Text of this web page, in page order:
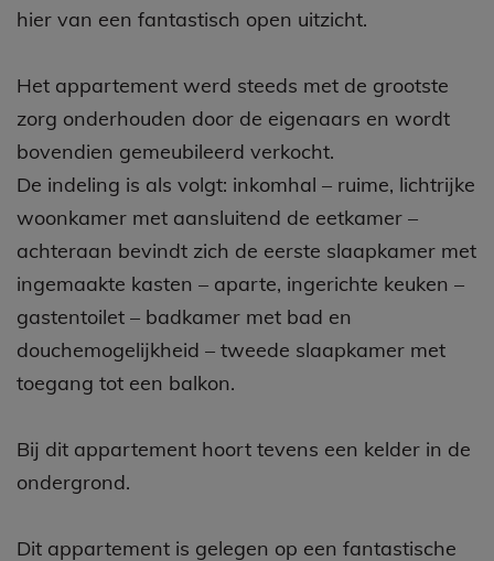
hier van een fantastisch open uitzicht.
Het appartement werd steeds met de grootste
zorg onderhouden door de eigenaars en wordt
bovendien gemeubileerd verkocht.
De indeling is als volgt: inkomhal – ruime, lichtrijke
woonkamer met aansluitend de eetkamer –
achteraan bevindt zich de eerste slaapkamer met
ingemaakte kasten – aparte, ingerichte keuken –
gastentoilet – badkamer met bad en
douchemogelijkheid – tweede slaapkamer met
toegang tot een balkon.
Bij dit appartement hoort tevens een kelder in de
ondergrond.
Dit appartement is gelegen op een fantastische